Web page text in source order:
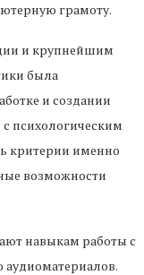
грамоту.
и крупнейшим
была
и создании
психологическим
критерии именно
возможности
навыкам работы с